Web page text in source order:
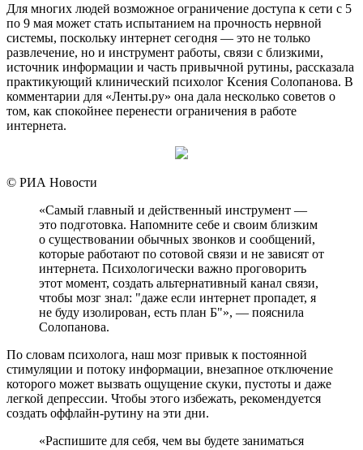
Для многих людей возможное ограничение доступа к сети с 5
по 9 мая может стать испытанием на прочность нервной
системы, поскольку интернет сегодня — это не только
развлечение, но и инструмент работы, связи с близкими,
источник информации и часть привычной рутины, рассказала
практикующий клинический психолог Ксения Солопанова. В
комментарии для «Ленты.ру» она дала несколько советов о
том, как спокойнее перенести ограничения в работе
интернета.
© РИА Новости
«Самый главный и действенный инструмент —
это подготовка. Напомните себе и своим близким
о существовании обычных звонков и сообщений,
которые работают по сотовой связи и не зависят от
интернета. Психологически важно проговорить
этот момент, создать альтернативный канал связи,
чтобы мозг знал: "даже если интернет пропадет, я
не буду изолирован, есть план Б"», — пояснила
Солопанова.
По словам психолога, наш мозг привык к постоянной
стимуляции и потоку информации, внезапное отключение
которого может вызвать ощущение скуки, пустоты и даже
легкой депрессии. Чтобы этого избежать, рекомендуется
создать оффлайн-рутину на эти дни.
«Распишите для себя, чем вы будете заниматься